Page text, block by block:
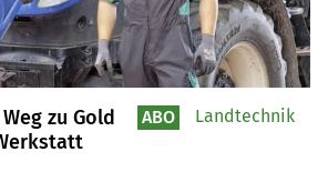
zu Gold
ABO Landtechnik